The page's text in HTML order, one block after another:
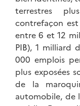
terrestres
contrefaçon
entre 6 et 12
PIB), 1 milliard
000 emplois
plus exposées
de la
automobile, de